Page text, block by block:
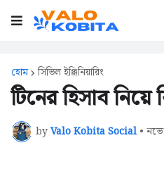
হোম সিভিল ইঞ্জিনিয়ারিং
টিনের হিসাব নিয়ে
byValo Kobita Social •